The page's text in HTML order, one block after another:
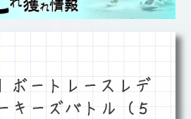
ボートレースレデ
キーズバトル（５